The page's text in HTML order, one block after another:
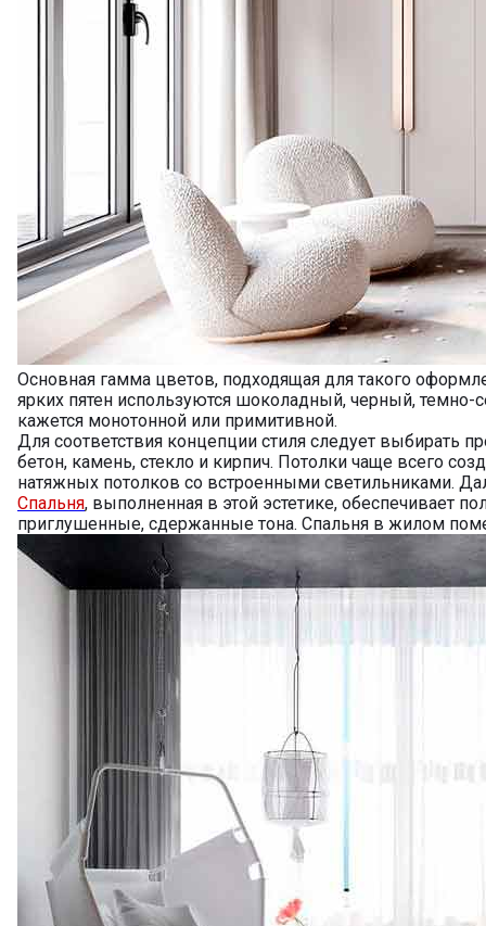
Основная гамма цветов, подходящая для такого
ярких пятен используются шоколадный, черный, темно-
кажется монотонной или примитивной.
Для соответствия концепции стиля следует выбирать
бетон, камень, стекло и кирпич. Потолки чаще всего
натяжных потолков со встроенными светильниками.
Спальня, выполненная в этой эстетике, обеспечивает
приглушенные, сдержанные тона. Спальня в жилом